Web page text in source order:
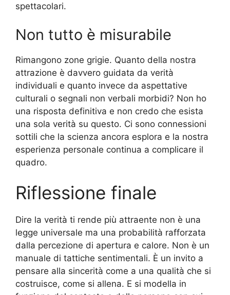
spettacolari.
Non tutto è misurabile
Rimangono zone grigie. Quanto della nostra
attrazione è davvero guidata da verità
individuali e quanto invece da aspettative
culturali o segnali non verbali morbidi? Non ho
una risposta definitiva e non credo che esista
una sola verità su questo. Ci sono connessioni
sottili che la scienza ancora esplora e la nostra
esperienza personale continua a complicare il
quadro.
Riflessione finale
Dire la verità ti rende più attraente non è una
legge universale ma una probabilità rafforzata
dalla percezione di apertura e calore. Non è un
manuale di tattiche sentimentali. È un invito a
pensare alla sincerità come a una qualità che si
costruisce, come si allena. E si modella in